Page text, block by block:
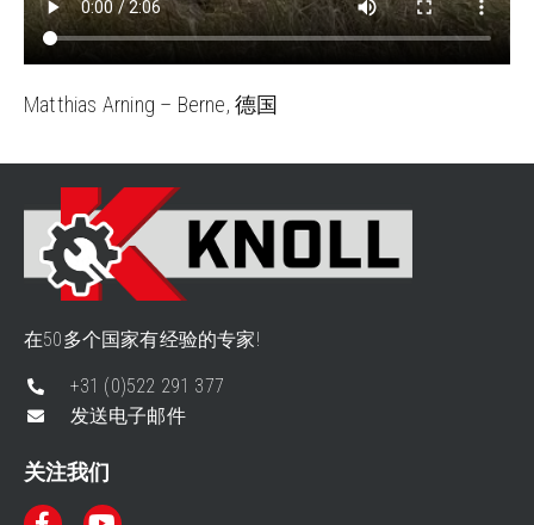
Matthias Arning – Berne, 德国
在50多个国家有经验的专家!
+31 (0)522 291 377
发送电子邮件
关注我们